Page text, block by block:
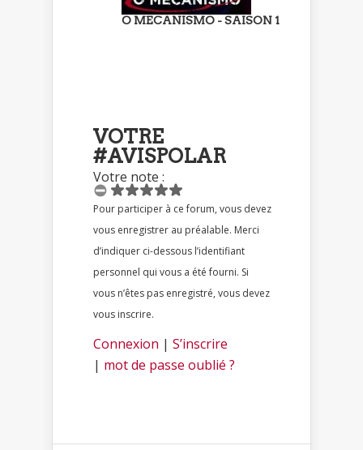
O MECANISMO - SAISON 1
VOTRE
#AVISPOLAR
Votre note :
Pour participer à ce forum, vous devez
vous enregistrer au préalable. Merci
d’indiquer ci-dessous l’identifiant
personnel qui vous a été fourni. Si
vous n’êtes pas enregistré, vous devez
vous inscrire.
Connexion | S’inscrire
| mot de passe oublié ?